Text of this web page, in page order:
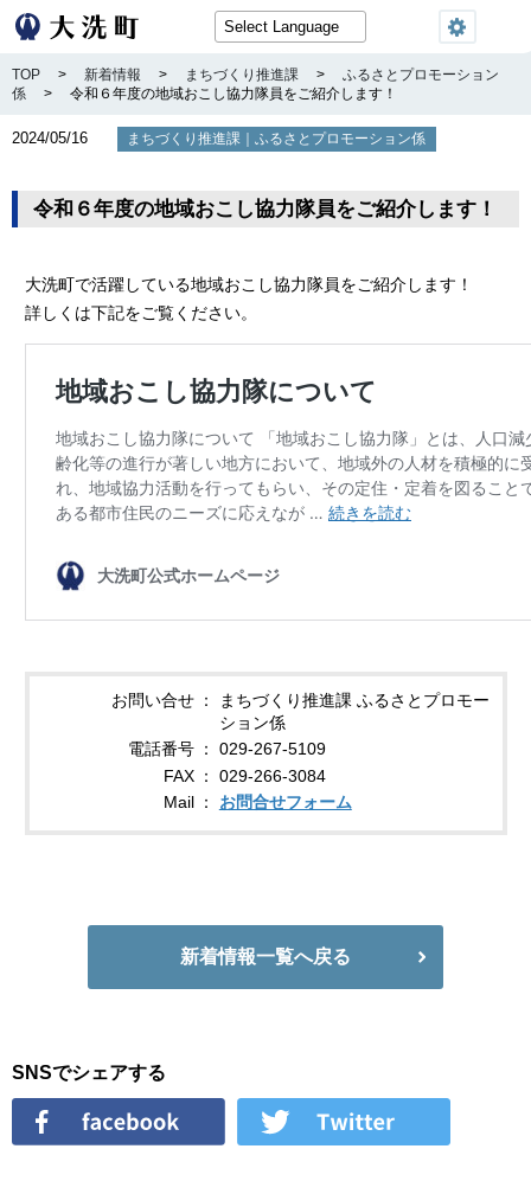
TOP > 新着情報 > まちづくり推進課 >
ふるさとプロモーション
係
> 令和６年度の地域おこし協力隊員をご紹介します！
2024/05/16 まちづくり推進課 ｜ふるさとプロモーション係
令和６年度の地域おこし協力隊員をご紹介します！
大洗町で活躍している地域おこし協力隊員をご紹介します！
詳しくは下記をご覧ください。
お問い合せ
まちづくり推進課 ふるさとプロモー
ション係
電話番号
029-267-5109
FAX
029-266-3084
Mail
お問合せフォーム
新着情報一覧へ戻る
SNSでシェアする